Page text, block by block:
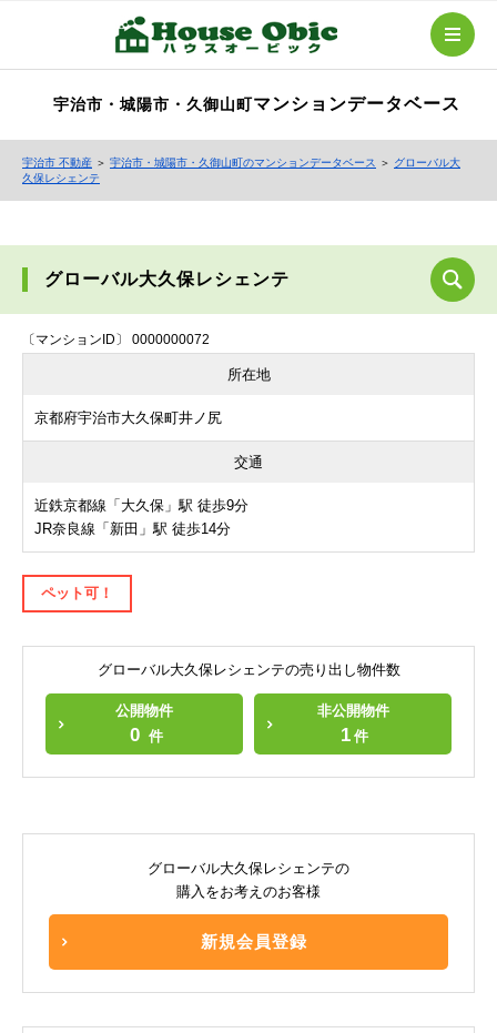
宇治市・城陽市・久御山町 マンションデータベース
宇治市 不動産 ＞ 宇治市・城陽市・久御山町のマンションデータベース ＞ グローバル大
久保レシェンテ
グローバル大久保レシェンテ
〔マンションID〕 0000000072
所在地
京都府宇治市大久保町井ノ尻
交通
近鉄京都線「大久保」駅 徒歩9分
JR奈良線「新田」駅 徒歩14分
ペット可！
グローバル大久保レシェンテの売り出し物件数
公開物件
0 件
非公開物件
1 件
グローバル大久保レシェンテの
購入をお考えのお客様
新規会員登録